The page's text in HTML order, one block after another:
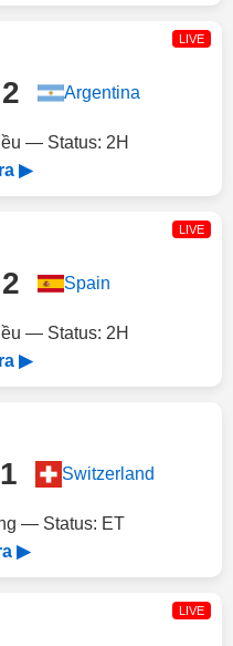
LIVE
Argentina
— Status: 2H
▶
LIVE
Spain
— Status: 2H
▶
Switzerland
— Status: ET
▶
LIVE